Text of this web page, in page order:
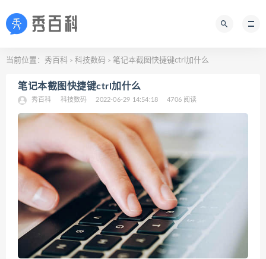
当前位置： 秀百科 > 科技数码 > 笔记本截图快捷键ctrl加什么
笔记本截图快捷键ctrl加什么
秀百科 科技数码 2022-06-29 14:54:18 4706 阅读